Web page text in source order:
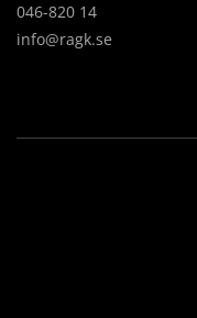
046-820 14
info@ragk.se